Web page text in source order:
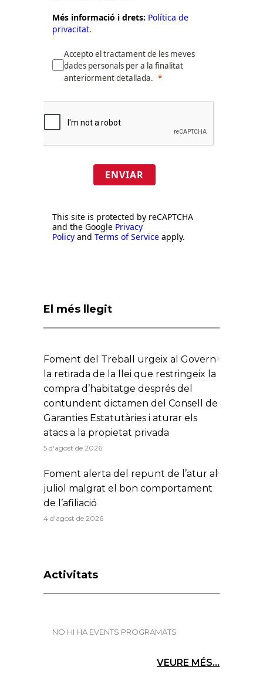
Més informació i drets: Política de
privacitat.
Accepto el tractament de les meves
dades personals per a la finalitat
anteriorment detallada.
ENVIAR
This site is protected by reCAPTCHA
and the Google Privacy
Policy and Terms of Service apply.
El més llegit
Foment del Treball urgeix al Govern
la retirada de la llei que restringeix la
compra d’habitatge després del
contundent dictamen del Consell de
Garanties Estatutàries i aturar els
atacs a la propietat privada
5 d'agost de 2026
Foment alerta del repunt de l’atur al
juliol malgrat el bon comportament
de l’afiliació
4 d'agost de 2026
Activitats
NO HI HA EVENTS PROGRAMATS
VEURE MÉS...